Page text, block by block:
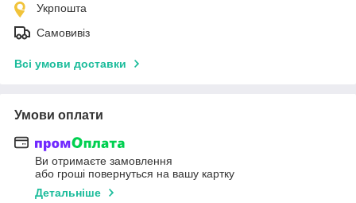
Укрпошта
Самовивіз
Всі умови доставки
Умови оплати
Ви отримаєте замовлення
або гроші повернуться на вашу картку
Детальніше